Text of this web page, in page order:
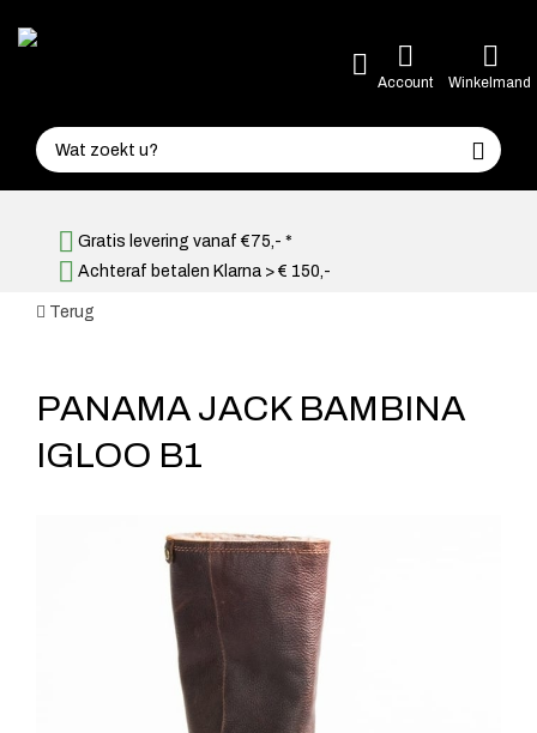
Account Winkelmand
Gratis levering vanaf €75,- *
Achteraf betalen Klarna > € 150,-
Terug
PANAMA JACK BAMBINA
IGLOO B1